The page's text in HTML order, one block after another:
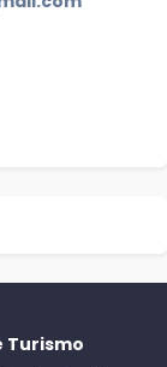
Turismo